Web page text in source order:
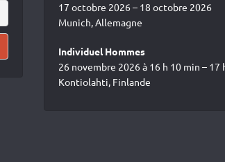
17 octobre 2026 – 18 octobre 2026
Munich, Allemagne
Individuel Hommes
26 novembre 2026 à 16 h 10 min – 17
Kontiolahti, Finlande